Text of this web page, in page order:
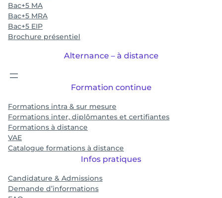
Bac+5 MA
Bac+5 MRA
Bac+5 EIP
Brochure présentiel
Alternance – à distance
Formation continue
Formations intra & sur mesure
Formations inter, diplômantes et certifiantes
Formations à distance
VAE
Catalogue formations à distance
Infos pratiques
Candidature & Admissions
Demande d’informations